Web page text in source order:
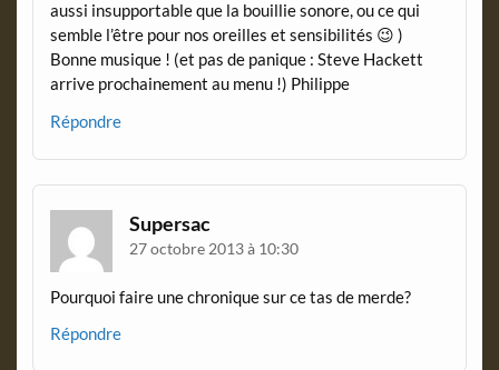
aussi insupportable que la bouillie sonore, ou ce qui
semble l’être pour nos oreilles et sensibilités 😉 )
Bonne musique ! (et pas de panique : Steve Hackett
arrive prochainement au menu !) Philippe
Répondre
Supersac
27 octobre 2013 à 10:30
Pourquoi faire une chronique sur ce tas de merde?
Répondre